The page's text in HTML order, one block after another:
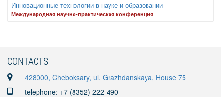
Инновационные технологии в науке и образовании
Международная научно-практическая конференция
CONTACTS
428000, Cheboksary, ul. Grazhdanskaya, House 75
telephone: +7 (8352) 222-490